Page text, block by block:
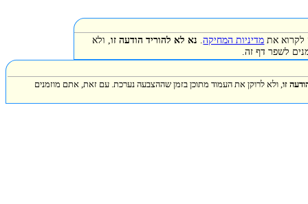
אתמדיניות המחיקה.נא לא להוריד הודעה זו, ולא
דף זה.
ולא לרוקן את העמוד מתוכן בזמן שההצבעה נערכת. עם זאת, אתם מוזמנים